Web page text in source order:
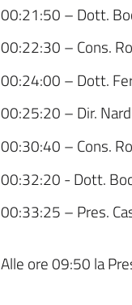
00:21:50 – Dott.
00:22:30 – Cons.
00:24:00 – Dott.
00:25:20 – Dir.
00:30:40 – Cons.
00:32:20 - Dott.
00:33:25 – Pres.
Alle ore 09:50 la